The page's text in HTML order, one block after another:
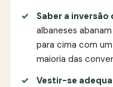
Saber a inversão
albaneses
para cima com
maioria das
Vestir-se